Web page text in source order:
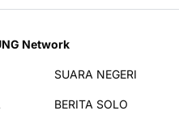
Network
SUARA NEGERI
BERITA SOLO